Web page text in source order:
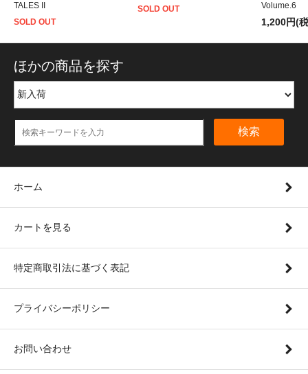
TALES II
SOLD OUT
SOLD OUT
Volume.6
1,200円(
ほかの商品を探す
検索
ホーム
カートを見る
特定商取引法に基づく表記
プライバシーポリシー
お問い合わせ